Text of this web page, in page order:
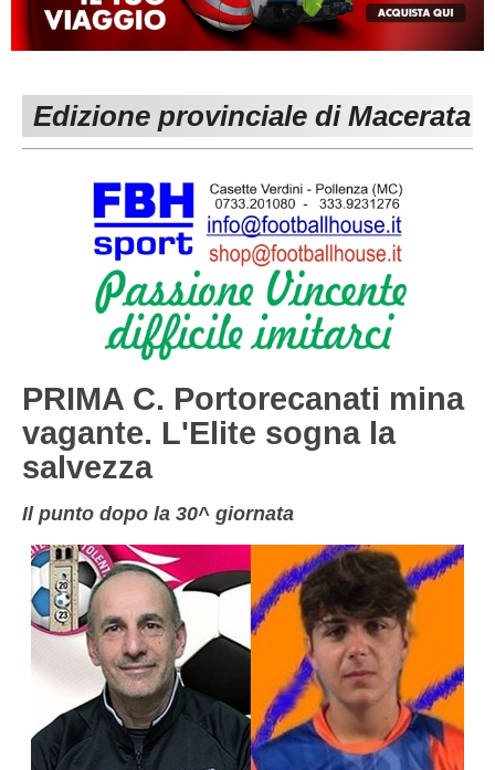
MACERATA
Carica la tua Rosa
ECCELLENZA
1^ CATEGORIA
3^ CATEGORIA
GIOVANILI
REGIONALI
Edizione provinciale di Macerata
PRIMA C. Portorecanati mina
vagante. L'Elite sogna la
salvezza
Il punto dopo la 30^ giornata